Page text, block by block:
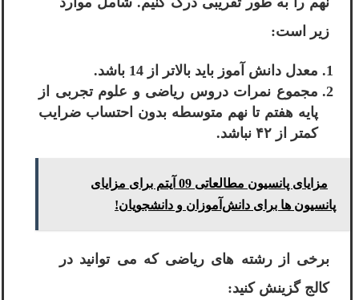
زیر است:
معدل دانش آموز باید بالاتر از 14 باشد.
مجموع نمرات دروس ریاضی و علوم تجربی از
پایه هفتم تا نهم متوسطه بدون احتساب ضرایب
کمتر از ۴۲ نباشد.
مزایای پانسیون مطالعاتی 09 آیتم برای مزایای
پانسیون ها برای دانش‌آموزان و دانشجویان!
برخی از رشته های ریاضی که می توانید در
کالج گزینش کنید: